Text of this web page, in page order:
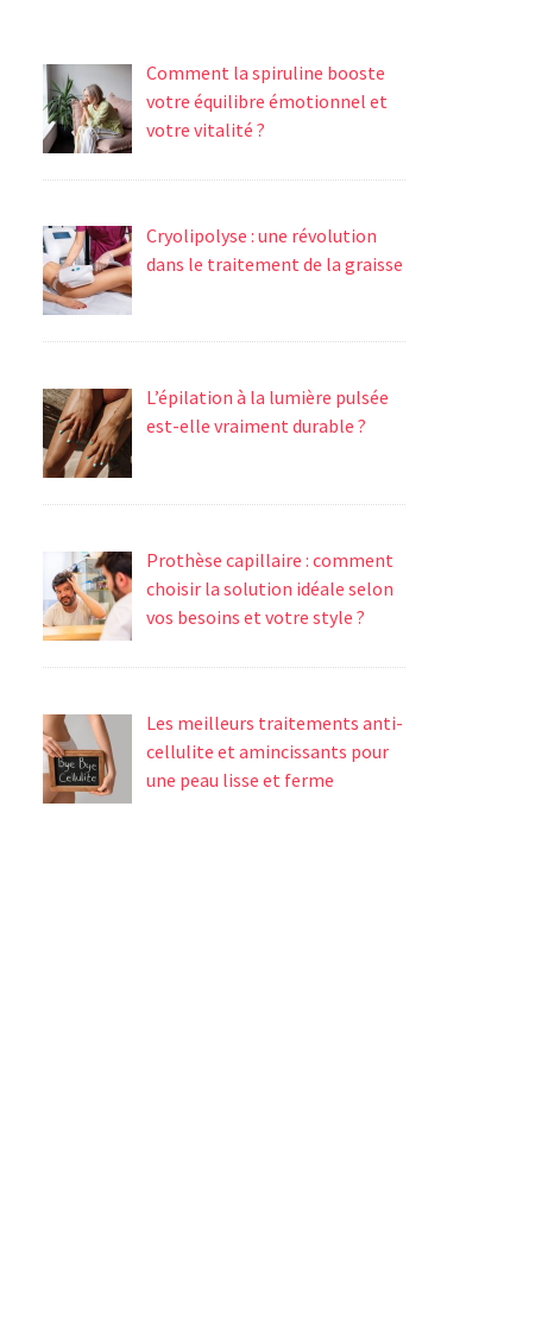
Comment la spiruline booste
votre équilibre émotionnel et
votre vitalité ?
Cryolipolyse : une révolution
dans le traitement de la graisse
L’épilation à la lumière pulsée
est-elle vraiment durable ?
Prothèse capillaire : comment
choisir la solution idéale selon
vos besoins et votre style ?
Les meilleurs traitements anti-
cellulite et amincissants pour
une peau lisse et ferme